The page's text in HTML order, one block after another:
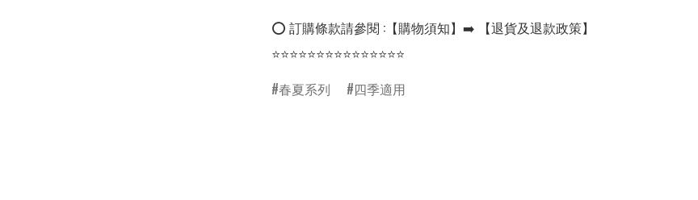
⭕ 訂購條款請參閱 :【購物須知】➡️ 【退貨及退款政策】
⭐⭐⭐⭐⭐⭐⭐⭐⭐⭐⭐⭐⭐⭐⭐
春夏系列
四季適用